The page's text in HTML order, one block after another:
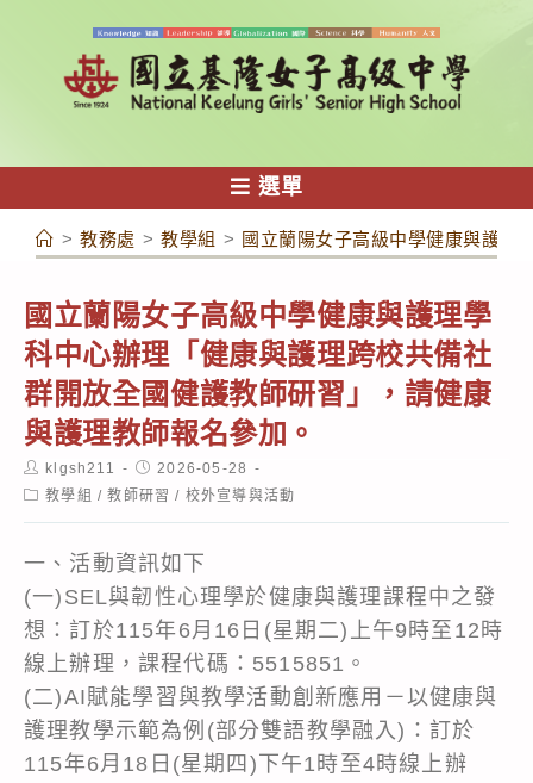
容
選單
> 教務處 > 教學組 > 國立蘭陽女子高級中學健康與護理
國立蘭陽女子高級中學健康與護理學
科中心辦理「健康與護理跨校共備社
群開放全國健護教師研習」，請健康
與護理教師報名參加。
Post
author:
klgsh211
Post
published:
2026-05-28
Post教學組 / 教師研習 / 校外宣導與活動
一、活動資訊如下
(一)SEL與韌性心理學於健康與護理課程中之發
想：訂於115年6月16日(星期二)上午9時至12時
線上辦理，課程代碼：5515851。
(二)AI賦能學習與教學活動創新應用－以健康與
護理教學示範為例(部分雙語教學融入)：訂於
115年6月18日(星期四)下午1時至4時線上辦